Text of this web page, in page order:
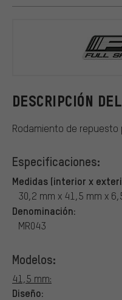
DESCRIPCIÓN
Rodamiento de repuesto
Especificaciones:
Medidas (interior x
30,2 mm x 41,5 mm x
Denominación:
MR043
Modelos:
41,5 mm:
Diseño: